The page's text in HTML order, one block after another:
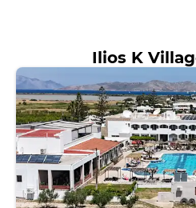
Ilios K